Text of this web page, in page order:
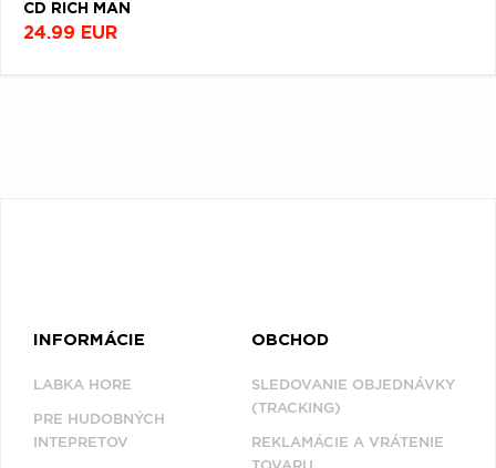
CD RICH MAN
24.99 EUR
INFORMÁCIE
LABKA HORE
PRE HUDOBNÝCH
INTEPRETOV
OBCHOD
SLEDOVANIE OBJEDNÁVKY
(TRACKING)
REKLAMÁCIE A VRÁTENIE